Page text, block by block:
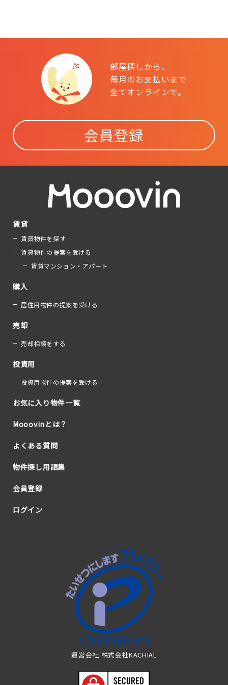
部屋探しから、
毎月のお支払いまで
全てオンラインで。
会員登録
賃貸
賃貸物件を探す
賃貸物件の提案を受ける
賃貸マンション・アパート
購入
居住用物件の提案を受ける
売却
売却相談をする
投資用
投資用物件の提案を受ける
お気に入り物件一覧
Mooovinとは？
よくある質問
物件探し用語集
会員登録
ログイン
運営会社:株式会社KACHIAL